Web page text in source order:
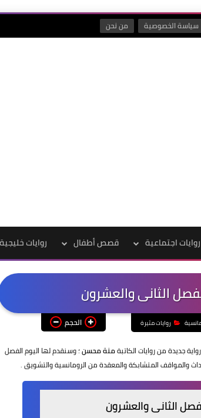
سياسة الخصوصية من نحن
روايات اجتماعية قصص أطفال روايات خليجية
الثانى والعشرون
روايات مثيرة الحجم
جديدة من روايات الكاتبةمنة محسن؛ وسنقدم لها اليوم الفصل
والمواقف المتشابكة والمعقدة من الرومانسية والتشويق .
الثانى والعشرون